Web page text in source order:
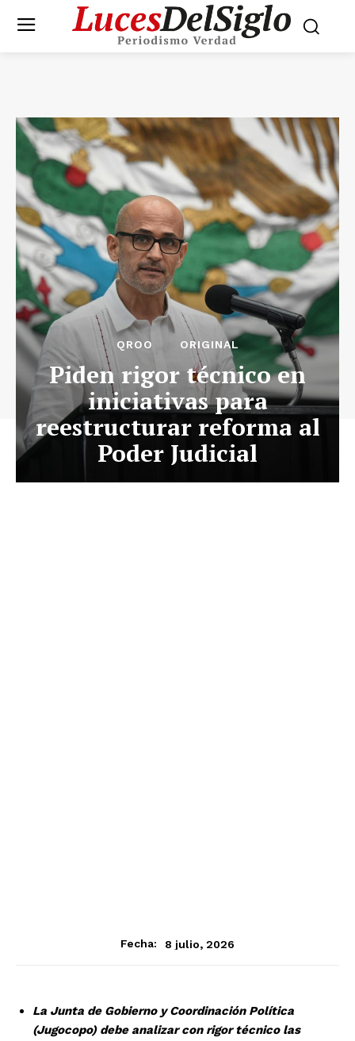
QROO ORIGINAL
Piden rigor técnico en
iniciativas para
reestructurar reforma al
Poder Judicial
Fecha: 8 julio, 2026
La Junta de Gobierno y Coordinación Política
(Jugocopo) debe analizar con rigor técnico las